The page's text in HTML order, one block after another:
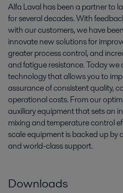
Alfa Laval has been a partner to
for several decades. With
with our customers, we have
innovate new solutions for
greater process control, and
and fatigue resistance. Today we
technology that allows you to
assurance of consistent quality,
operational costs. From our
auxiliary equipment that sets an
mixing and temperature control
scale equipment is backed up by a
and world-class support.
Downloads